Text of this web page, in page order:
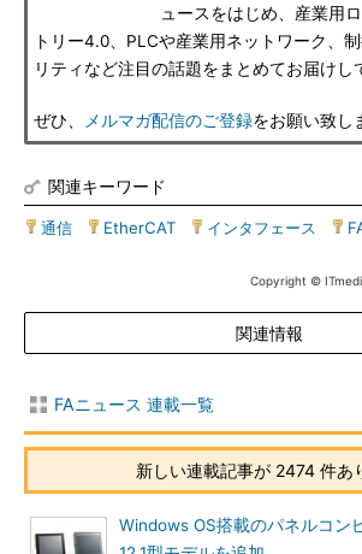
ュースをはじめ、産業用
トリー4.0、PLCや産業用ネットワーク、
リティなど注目の話題をまとめてお届けし
ぜひ、 メルマガ配信のご登録をお願い致し
関連キーワード
通信 EtherCAT インタフェース
Copyright ©
関連情報
FAニュース 連載一覧
新しい連載記事が 2474 件あ
Windows OS搭載のパネルコン